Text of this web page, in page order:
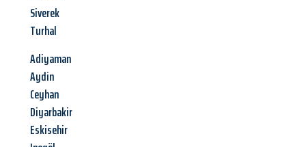
Siverek
Turhal
Adiyaman
Aydin
Ceyhan
Diyarbakir
Eskisehir